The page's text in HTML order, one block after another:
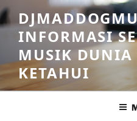
Skip
to
contentINFORMASI
MUSIK
KETAHUI